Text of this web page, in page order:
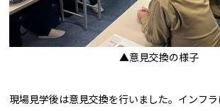
▲意見交換の様子
現場見学後は意見交換を行いました。インフ